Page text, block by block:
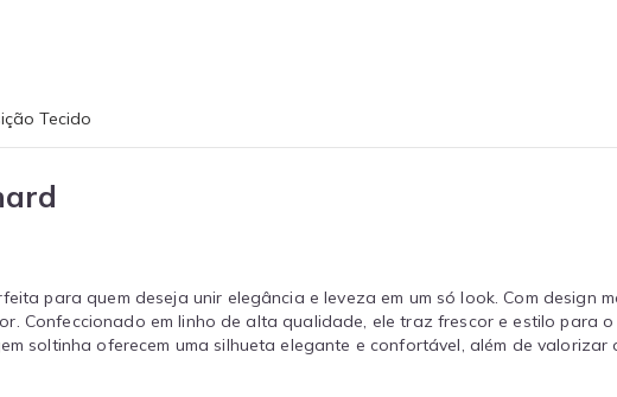
Tecido
para quem deseja unir elegância e leveza em um só look. Com design
Confeccionado em linho de alta qualidade, ele traz frescor e estilo para
soltinha oferecem uma silhueta elegante e confortável, além de valorizar